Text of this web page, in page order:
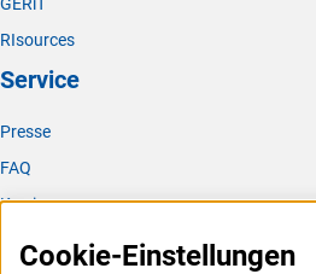
RIsources
Service
Presse
FAQ
Karriere
Logo und Corporate Design
Cookie-Einstellungen